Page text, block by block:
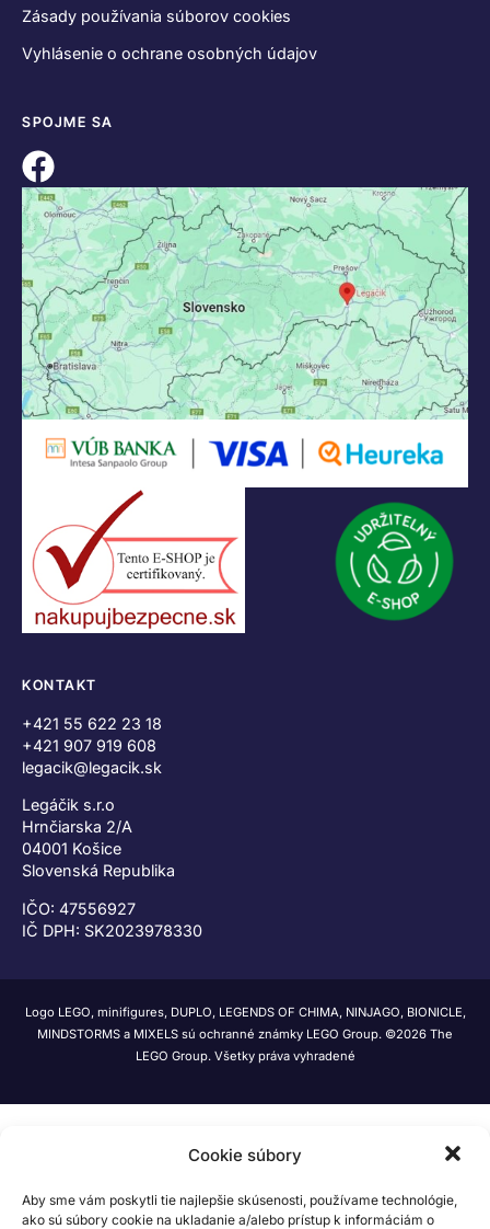
Cookie súbory
Aby sme vám poskytli tie najlepšie skúsenosti, používame technológie,
ako sú súbory cookie na ukladanie a/alebo prístup k informáciám o
Zásady používania súborov cookies
Vyhlásenie o ochrane osobných údajov
SPOJME SA
KONTAKT
+421 55 622 23 18
+421 907 919 608
legacik@legacik.sk
Legáčik s.r.o
Hrnčiarska 2/A
04001 Košice
Slovenská Republika
IČO: 47556927
IČ DPH: SK2023978330
Logo LEGO, minifigures, DUPLO, LEGENDS OF CHIMA, NINJAGO, BIONICLE,
MINDSTORMS a MIXELS sú ochranné známky LEGO Group. ©2026 The
LEGO Group. Všetky práva vyhradené